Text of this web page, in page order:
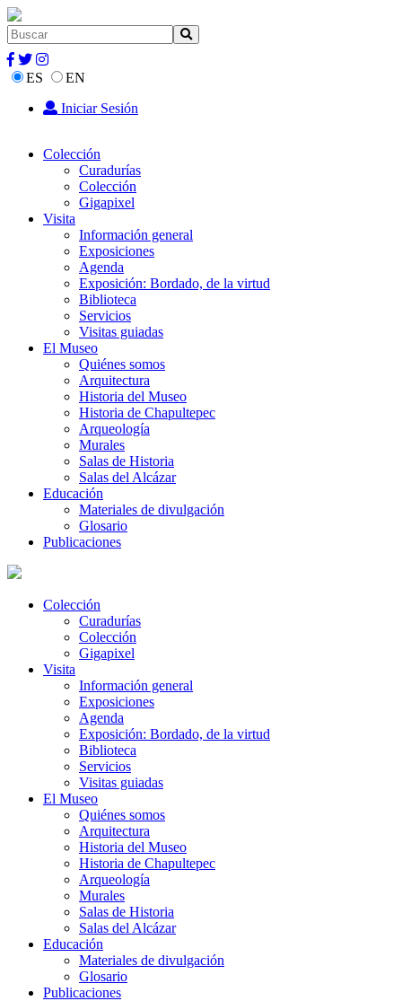
ES
EN
Iniciar Sesión
Colección
Curadurías
Colección
Gigapixel
Visita
Información general
Exposiciones
Agenda
Exposición: Bordado, de la virtud
Biblioteca
Servicios
Visitas guiadas
El Museo
Quiénes somos
Arquitectura
Historia del Museo
Historia de Chapultepec
Arqueología
Murales
Salas de Historia
Salas del Alcázar
Educación
Materiales de divulgación
Glosario
Publicaciones
Colección
Curadurías
Colección
Gigapixel
Visita
Información general
Exposiciones
Agenda
Exposición: Bordado, de la virtud
Biblioteca
Servicios
Visitas guiadas
El Museo
Quiénes somos
Arquitectura
Historia del Museo
Historia de Chapultepec
Arqueología
Murales
Salas de Historia
Salas del Alcázar
Educación
Materiales de divulgación
Glosario
Publicaciones